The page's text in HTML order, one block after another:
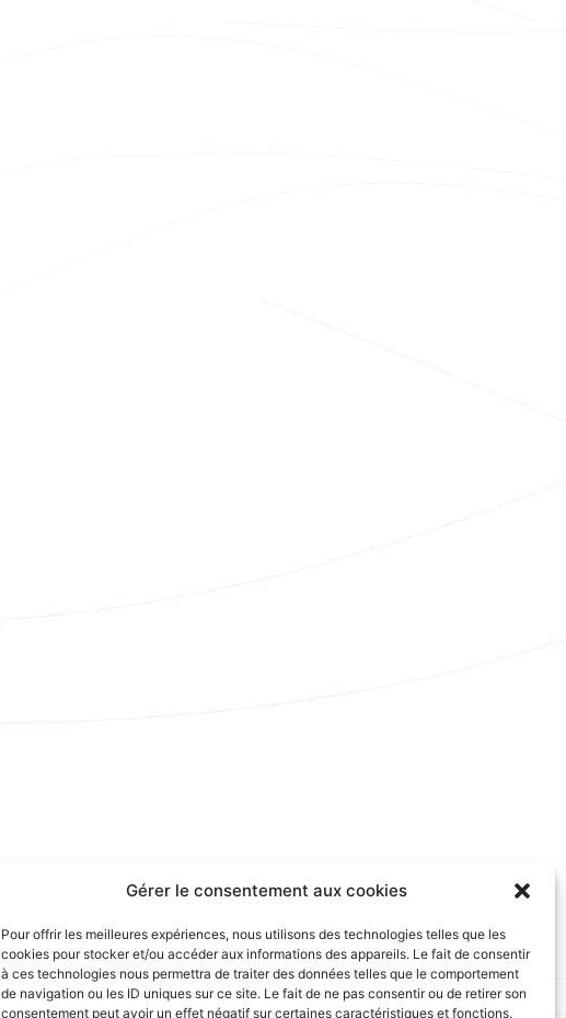
Gérer le consentement aux cookies
Pour offrir les meilleures expériences, nous utilisons des technologies telles que les
cookies pour stocker et/ou accéder aux informations des appareils. Le fait de consentir
à ces technologies nous permettra de traiter des données telles que le comportement
de navigation ou les ID uniques sur ce site. Le fait de ne pas consentir ou de retirer son
consentement peut avoir un effet négatif sur certaines caractéristiques et fonctions.